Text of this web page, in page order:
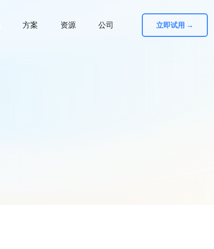
方案 资源 公司 立即试用 →